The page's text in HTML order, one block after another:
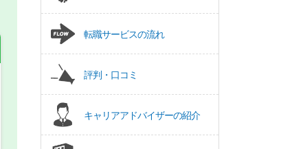
希望の働き方
転職サービスの流れ
評判・口コミ
キャリアアドバイザーの紹介